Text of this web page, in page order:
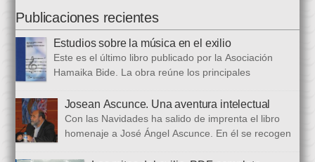
desde sus mismos inicios. Entre nosotros dejó el recuerdo de
una persona trabajadora y comprometida, que huía de
protagonismos y cargos oficiales. Sus aficiones […]
Publicaciones recientes
Estudios sobre la música en el exilio
Este es el último libro publicado por la Asociación
Hamaika Bide. La obra reúne los principales
celebrado en 2023. Bajo ese epígrafe se han recogido un total
de dieciséis ponencias. El libro se ha estructurado en tres
bloques. En el primero se analizan aspectos generales del arte
popular […]
Josean Ascunce. Una aventura intelectual
Con las Navidades ha salido de imprenta el libro
homenaje a José Ángel Ascunce. En él se recogen